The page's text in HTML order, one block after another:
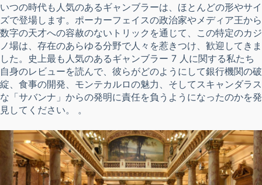
いつの時代も人気のあるギャンブラーは、ほとんどの形やサイ
ズで登場します。ポーカーフェイスの政治家やメディア王から
数字の天才への容赦のないトリックを通じて、この特定のカジ
ノ場は、存在のあらゆる分野で人々を惹きつけ、歓迎してきま
した。史上最も人気のあるギャンブラー 7 人に関する私たち
自身のレビューを読んで、彼らがどのようにして銀行機関の破
綻、食事の開発、モンテカルロの魅力、そしてスキャンダラス
な「サバンナ」からの発明に責任を負うようになったのかを発
見してください。 。